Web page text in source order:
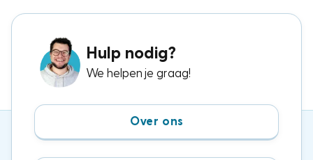
Hulp nodig?
We helpen je graag!
Over ons